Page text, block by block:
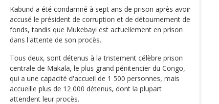
Kabund a été condamné à sept ans de prison après avoir
accusé le président de corruption et de détournement de
fonds, tandis que Mukebayi est actuellement en prison
dans l'attente de son procès.
Tous deux, sont détenus à la tristement célèbre prison
centrale de Makala, le plus grand pénitencier du Congo,
qui a une capacité d'accueil de 1 500 personnes, mais
accueille plus de 12 000 détenus, dont la plupart
attendent leur procès.